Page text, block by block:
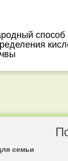
способ
семьи